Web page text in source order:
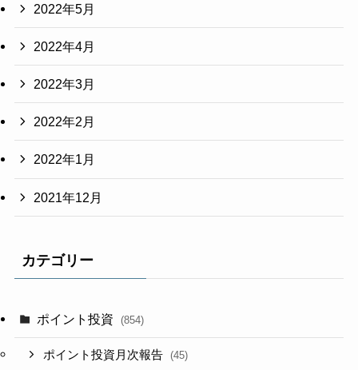
2022年5月
2022年4月
2022年3月
2022年2月
2022年1月
2021年12月
カテゴリー
ポイント投資 (854)
ポイント投資月次報告 (45)